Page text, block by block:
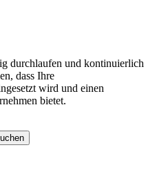
durchlaufen und kontinuierlich
dass Ihre⁢
wird und einen
bietet.